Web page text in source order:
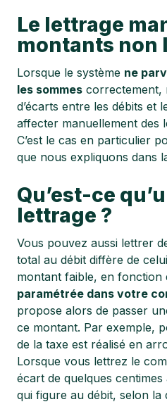
Le lettrage
montants non
Lorsque le système ne
les sommes correctement,
d’écarts entre les débits et
affecter manuellement des
C’est le cas en particulier
que nous expliquons dans
Qu’est-ce
lettrage ?
Vous pouvez aussi lettrer
total au débit diffère de
montant faible, en fonction
paramétrée dans votre
propose alors de passer
ce montant. Par exemple,
de la taxe est réalisé en
Lorsque vous lettrez le
écart de quelques
qui figure au débit, selon la